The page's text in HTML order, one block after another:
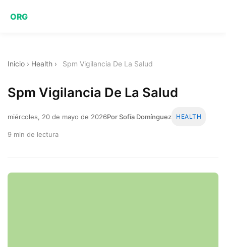
ORG
Inicio › Health › Spm Vigilancia De La Salud
Spm Vigilancia De La Salud
miércoles, 20 de mayo de 2026Por Sofía Domínguez HEALTH
9 min de lectura